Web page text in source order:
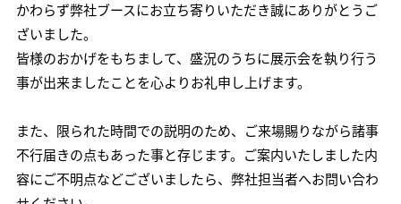
かわらず弊社ブースにお立ち寄りいただき誠にありがとうご
ざいました。
皆様のおかげをもちまして、盛況のうちに展示会を執り行う
事が出来ましたことを心よりお礼申し上げます。
また、限られた時間での説明のため、ご来場賜りながら諸事
不行届きの点もあった事と存じます。ご案内いたしました内
容にご不明点などございましたら、弊社担当者へお問い合わ